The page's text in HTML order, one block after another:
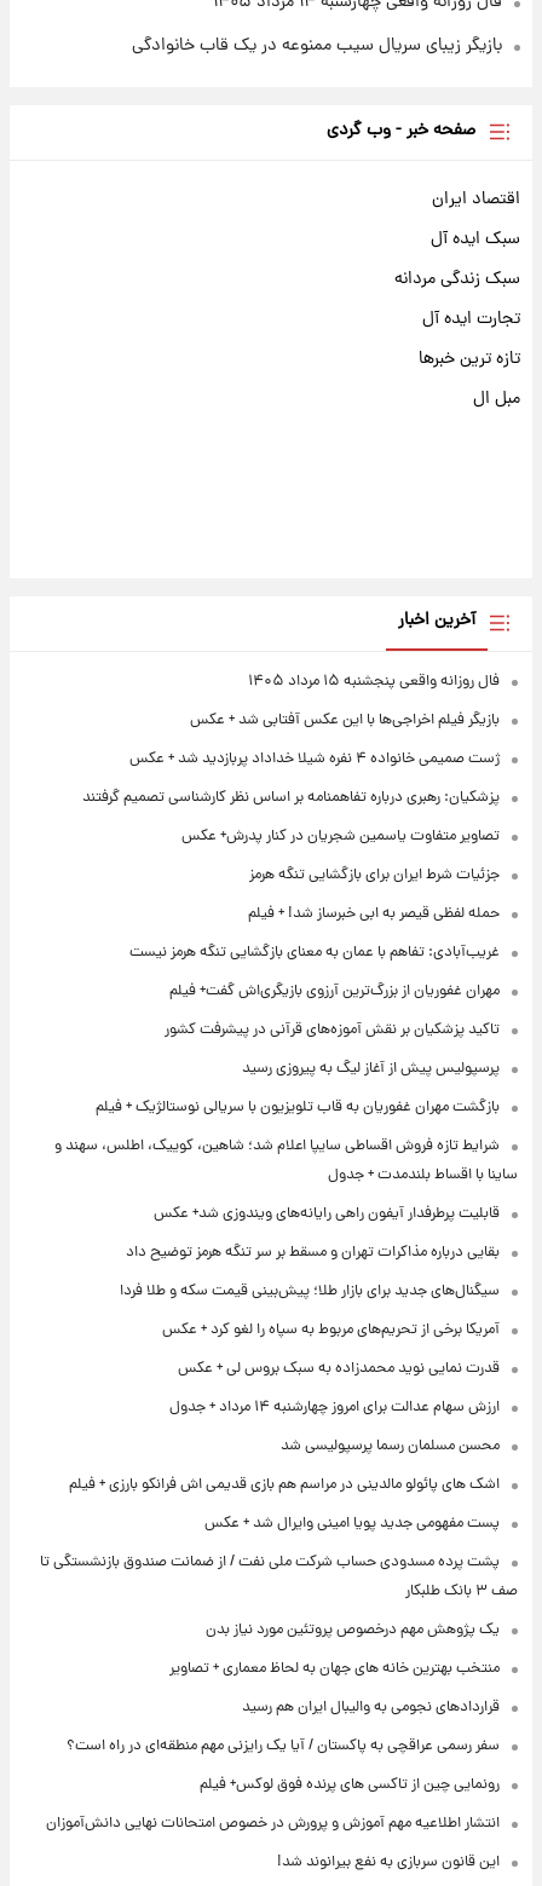
بازیگر زیبای سریال سیب ممنوعه در یک قاب خانوادگی
صفحه خبر - وب گردی
اقتصاد ایران
سبک ایده آل
سبک زندگی مردانه
تجارت ایده آل
تازه ترین خبرها
مبل ال
آخرین اخبار
فال روزانه واقعی پنجشنبه ۱۵ مرداد ۱۴۰۵
بازیگر فیلم اخراجی‌ها با این عکس آفتابی شد + عکس
ژست صمیمی خانواده ۴ نفره شیلا خداداد پربازدید شد + عکس
پزشکیان: رهبری درباره تفاهمنامه بر اساس نظر کارشناسی تصمیم گرفتند
تصاویر متفاوت یاسمین شجریان در کنار پدرش+ عکس
جزئیات شرط ایران برای بازگشایی تنگه هرمز
حمله لفظی قیصر به ابی خبرساز شد! + فیلم
غریب‌آبادی: تفاهم با عمان به معنای بازگشایی تنگه هرمز نیست
مهران غفوریان از بزرگ‌ترین آرزوی بازیگری‌اش گفت+ فیلم
تاکید پزشکیان بر نقش آموزه‌های قرآنی در پیشرفت کشور
پرسپولیس پیش از آغاز لیگ به پیروزی رسید
بازگشت مهران غفوریان به قاب تلویزیون با سریالی نوستالژیک + فیلم
شرایط تازه فروش اقساطی سایپا اعلام شد؛ شاهین، کوییک، اطلس، سهند و
ساینا با اقساط بلندمدت + جدول
قابلیت پرطرفدار آیفون راهی رایانه‌های ویندوزی شد+ عکس
بقایی درباره مذاکرات تهران و مسقط بر سر تنگه هرمز توضیح داد
سیگنال‌های جدید برای بازار طلا؛ پیش‌بینی قیمت سکه و طلا فردا
آمریکا برخی از تحریم‌های مربوط به سپاه را لغو کرد + عکس
قدرت نمایی نوید محمدزاده به سبک بروس لی + عکس
ارزش سهام عدالت برای امروز چهارشنبه ۱۴ مرداد + جدول
محسن مسلمان رسما پرسپولیسی شد
اشک های پائولو مالدینی در مراسم هم بازی قدیمی اش فرانکو بارزی + فیلم
پست مفهومی جدید پویا امینی وایرال شد + عکس
پشت پرده‌ مسدودی حساب شرکت ملی نفت / از ضمانت صندوق بازنشستگی تا
صف ۳ بانک طلبکار
یک پژوهش مهم درخصوص پروتئین مورد نیاز بدن
منتخب بهترین خانه های جهان به لحاظ معماری + تصاویر
قراردادهای نجومی به والیبال ایران هم رسید
سفر رسمی عراقچی به پاکستان / آیا یک رایزنی مهم منطقه‌ای در راه است؟
رونمایی چین از تاکسی های پرنده فوق لوکس+ فیلم
انتشار اطلاعیه مهم آموزش و پرورش در خصوص امتحانات نهایی دانش‌آموزان
این قانون سربازی به نفع بیرانوند شد!